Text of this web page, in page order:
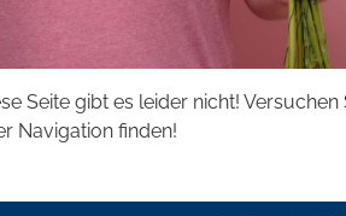
Seite gibt es leider nicht!
Navigation finden!